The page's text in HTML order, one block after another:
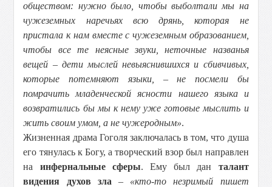
обществом: нужно было, чтобы выболтали мы на
чужеземных наречьях всю дрянь, которая не
пристала к нам вместе с чужеземным образованием,
чтобы все те неясные звуки, неточные названья
вещей – дети мыслей невыяснившихся и сбивчивых,
которые потемняют языки, – не посмели бы
помрачить младенческой ясности нашего языка и
возвратились бы мы к нему уже готовые мыслить и
жить своим умом, а не чужеродным».
Жизненная драма Гоголя заключалась в том, что душа
его тянулась к Богу, а творческий взор был направлен
на инфернальные сферы. Ему был дан талант
видения духов зла – «кто-то незримый пишет